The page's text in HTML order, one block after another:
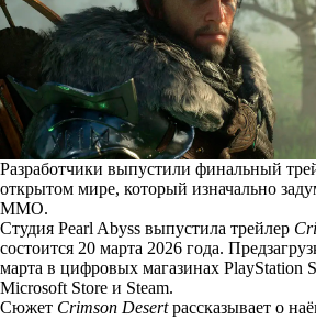
Разработчики выпустили финальный
открытом мире, который изначально
MMO.
Студия Pearl Abyss выпустила трейлер
состоится 20 марта 2026 года.
марта в цифровых магазинах PlayStation
Microsoft Store и Steam.
Сюжет Crimson Desertрассказывает о